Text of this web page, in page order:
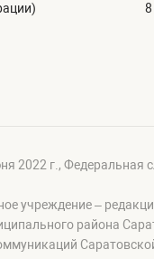
2022 г.,
учреждение –
района